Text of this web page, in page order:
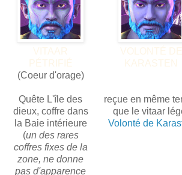
VITAAR
PÉTRIFIÉ
(Coeur d'orage)
Quête L'île des
dieux, coffre dans
la Baie intérieure
(un des rares
coffres fixes de la
zone, ne donne
pas d'apparence
VOLONTÉ DE
KARASTEN
reçue en même
que le vitaar
Volonté de